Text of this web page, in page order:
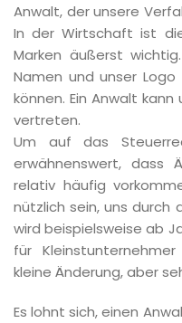
Anwalt, der unsere
In der Wirtschaft ist
Marken äußerst
Namen und unser
können. Ein Anwalt
vertreten.
Um auf das
erwähnenswert, dass
relativ häufig
nützlich sein, uns durch
wird beispielsweise ab
für
kleine Änderung, aber
Es lohnt sich, einen